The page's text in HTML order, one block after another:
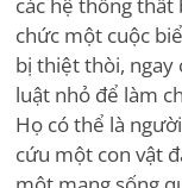
các hệ thống
chức một cuộc
bị thiệt thòi, ngay
luật nhỏ để làm
Họ có thể là
cứu một con vật